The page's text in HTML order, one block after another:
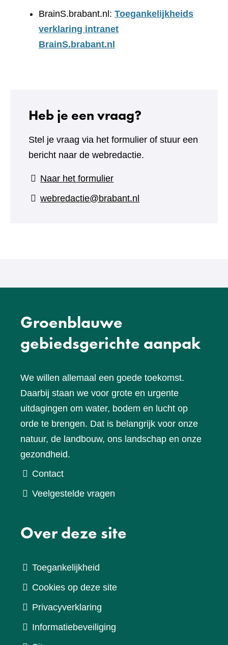
BrainS.brabant.nl: Toegankelijkheids
verklaring intranet
BrainS.brabant.nl
Heb je een vraag?
Stel je vraag via het formulier of stuur een
bericht naar de webredactie.
Naar het formulier(verwijst
naar
webredactie@brabant.nl
Groenblauwe
gebiedsgerichte aanpak
We willen allemaal een goede toekomst.
Daarbij staan we voor grote en urgente
uitdagingen om water, bodem en lucht op
orde te brengen. Dat is belangrijk voor onze
natuur, de landbouw, ons landschap en onze
gezondheid.
Contact
Veelgestelde vragen
Over deze site
Toegankelijkheid
Cookies op deze site
Privacyverklaring
Informatiebeveiliging